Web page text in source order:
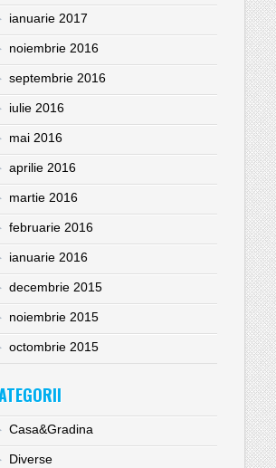
ianuarie 2017
noiembrie 2016
septembrie 2016
iulie 2016
mai 2016
aprilie 2016
martie 2016
februarie 2016
ianuarie 2016
decembrie 2015
noiembrie 2015
octombrie 2015
Casa&Gradina
Diverse